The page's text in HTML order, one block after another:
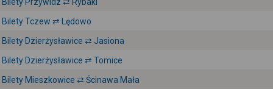
Bilety Tczew ⇄ Lędowo
Bilety Dzierżysławice ⇄ Jasiona
Bilety Dzierżysławice ⇄ Tomice
Bilety Mieszkowice ⇄ Ścinawa Mała